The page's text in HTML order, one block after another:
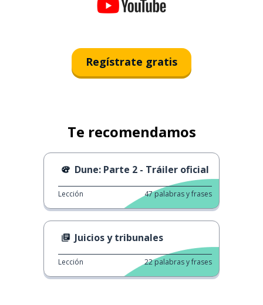
Regístrate gratis
Te recomendamos
Dune: Parte 2 - Tráiler oficial
Lección 47palabras y frases
Juicios y tribunales
Lección 22palabras y frases